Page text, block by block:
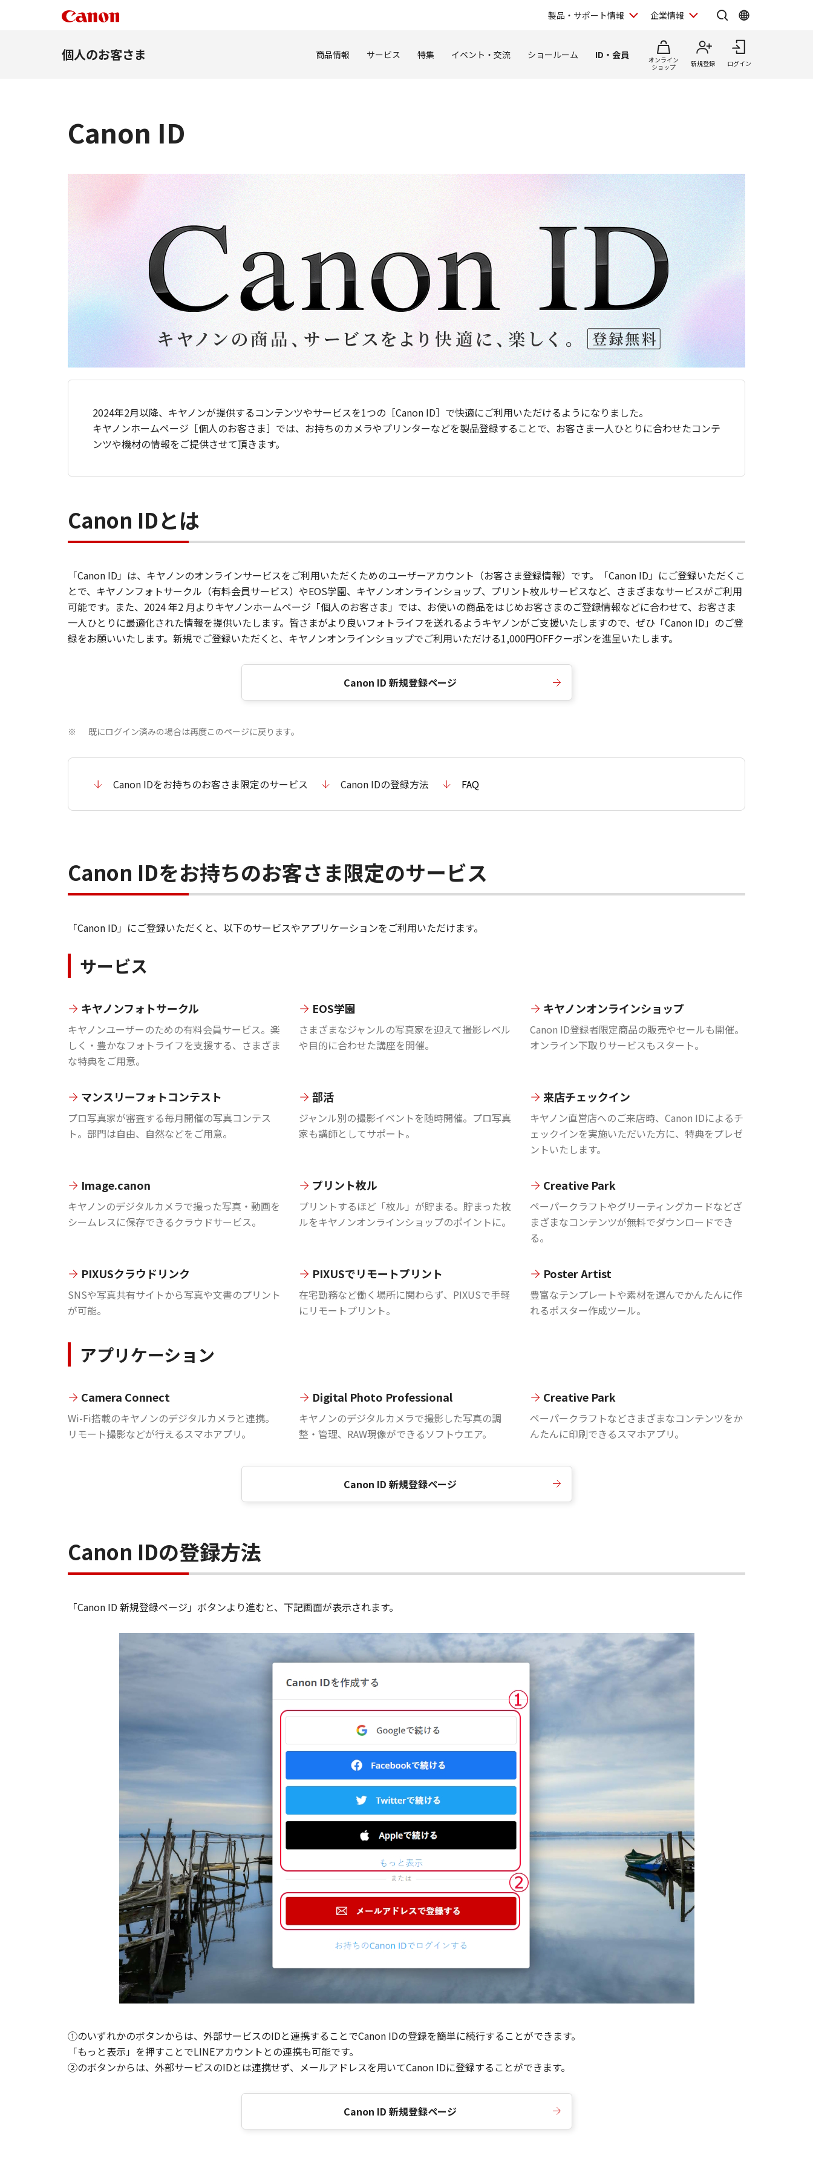
製品・サポート情報 企業情報
個人のお客さま 商品情報 サービス 特集 イベント・交流 ショールーム ID・会員
オンライン
ショップ
新規登録 ログイン
Canon ID
2024年2月以降、キヤノンが提供するコンテンツやサービスを1つの［Canon ID］で快適にご利用いただけるようになりました。
キヤノンホームページ［個人のお客さま］では、お持ちのカメラやプリンターなどを製品登録することで、お客さま一人ひとりに合わせたコンテ
ンツや機材の情報をご提供させて頂きます。
Canon IDとは
「Canon ID」は、キヤノンのオンラインサービスをご利用いただくためのユーザーアカウント（お客さま登録情報）です。「Canon ID」にご登録いただくこ
とで、キヤノンフォトサークル（有料会員サービス）やEOS学園、キヤノンオンラインショップ、プリント枚ルサービスなど、さまざまなサービスがご利用
可能です。また、2024 年2 月よりキヤノンホームページ「個人のお客さま」では、お使いの商品をはじめお客さまのご登録情報などに合わせて、お客さま
一人ひとりに最適化された情報を提供いたします。皆さまがより良いフォトライフを送れるようキヤノンがご支援いたしますので、ぜひ「Canon ID」のご登
録をお願いいたします。新規でご登録いただくと、キヤノンオンラインショップでご利用いただける1,000円OFFクーポンを進呈いたします。
Canon ID 新規登録ページ
※ 既にログイン済みの場合は再度このページに戻ります。
Canon IDをお持ちのお客さま限定のサービス Canon IDの登録方法 FAQ
Canon IDをお持ちのお客さま限定のサービス
「Canon ID」にご登録いただくと、以下のサービスやアプリケーションをご利用いただけます。
サービス
キヤノンフォトサークル
キヤノンユーザーのための有料会員サービス。楽
しく・豊かなフォトライフを支援する、さまざま
な特典をご用意。
EOS学園
さまざまなジャンルの写真家を迎えて撮影レベル
や目的に合わせた講座を開催。
キヤノンオンラインショップ
Canon ID登録者限定商品の販売やセールも開催。
オンライン下取りサービスもスタート。
マンスリーフォトコンテスト
プロ写真家が審査する毎月開催の写真コンテス
ト。部門は自由、自然などをご用意。
部活
ジャンル別の撮影イベントを随時開催。プロ写真
家も講師としてサポート。
来店チェックイン
キヤノン直営店へのご来店時、Canon IDによるチ
ェックインを実施いただいた方に、特典をプレゼ
ントいたします。
Image.canon
キヤノンのデジタルカメラで撮った写真・動画を
シームレスに保存できるクラウドサービス。
プリント枚ル
プリントするほど「枚ル」が貯まる。貯まった枚
ルをキヤノンオンラインショップのポイントに。
Creative Park
ペーパークラフトやグリーティングカードなどざ
まざまなコンテンツが無料でダウンロードでき
る。
PIXUSクラウドリンク
SNSや写真共有サイトから写真や文書のプリント
が可能。
PIXUSでリモートプリント
在宅勤務など働く場所に関わらず、PIXUSで手軽
にリモートプリント。
Poster Artist
豊富なテンプレートや素材を選んでかんたんに作
れるポスター作成ツール。
アプリケーション
Camera Connect
Wi-Fi搭載のキヤノンのデジタルカメラと連携。
リモート撮影などが行えるスマホアプリ。
Digital Photo Professional
キヤノンのデジタルカメラで撮影した写真の調
整・管理、RAW現像ができるソフトウエア。
Creative Park
ペーパークラフトなどさまざまなコンテンツをか
んたんに印刷できるスマホアプリ。
Canon ID 新規登録ページ
Canon IDの登録方法
「Canon ID 新規登録ページ」ボタンより進むと、下記画面が表示されます。
①のいずれかのボタンからは、外部サービスのIDと連携することでCanon IDの登録を簡単に続行することができます。
「もっと表示」を押すことでLINEアカウントとの連携も可能です。
②のボタンからは、外部サービスのIDとは連携せず、メールアドレスを用いてCanon IDに登録することができます。
Canon ID 新規登録ページ